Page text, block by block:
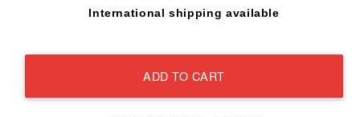
International shipping available
ADD TO CART